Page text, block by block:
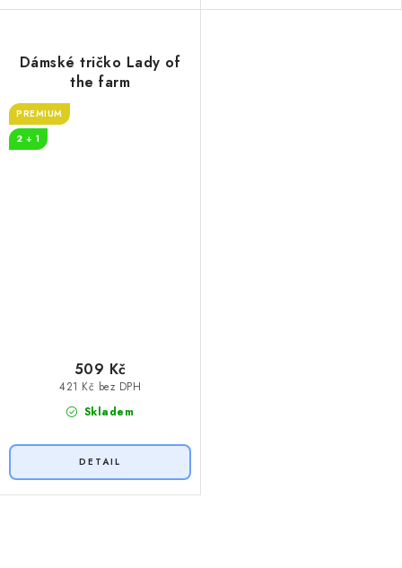
Dámské tričko Lady of
the farm
PREMIUM
2 + 1
Skladem
421 Kč bez DPH
509 Kč